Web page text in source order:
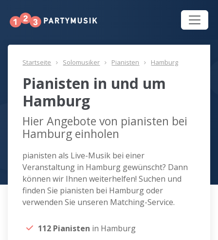
Startseite Solomusiker Pianisten Hamburg
Pianisten in und um
Hamburg
Hier Angebote von pianisten bei
Hamburg einholen
pianisten als Live-Musik bei einer
Veranstaltung in Hamburg gewünscht? Dann
können wir Ihnen weiterhelfen! Suchen und
finden Sie pianisten bei Hamburg oder
verwenden Sie unseren Matching-Service.
112 Pianisten in Hamburg